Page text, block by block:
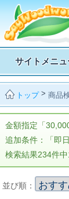
サイトメニュ
トップ>商品
金額指定「
追加条件：「即日
検索結果234件
並び順：